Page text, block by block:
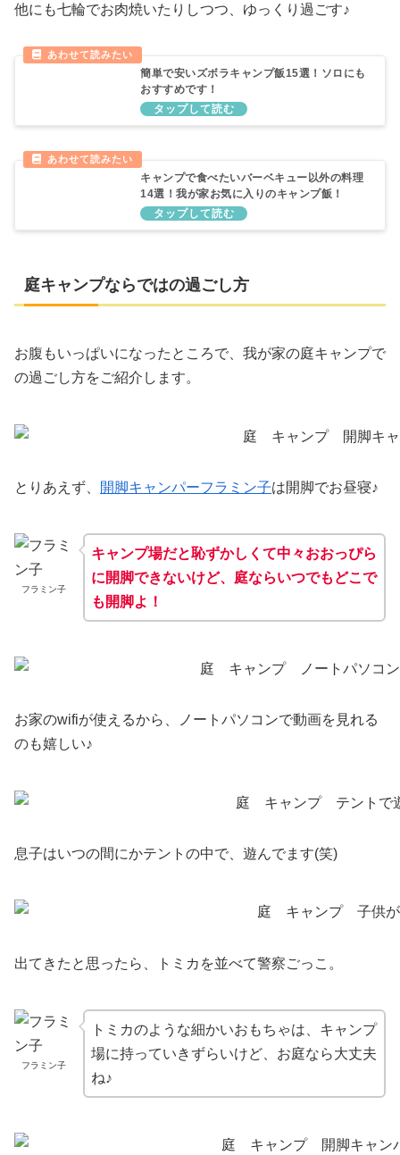
他にも七輪でお肉焼いたりしつつ、ゆっくり過ごす♪
簡単で安いズボラキャンプ飯15選！ソロにも
おすすめです！
キャンプで食べたいバーベキュー以外の料理
14選！我が家お気に入りのキャンプ飯！
庭キャンプならではの過ごし方
お腹もいっぱいになったところで、我が家の庭キャンプで
の過ごし方をご紹介します。
とりあえず、 開脚キャンパーフラミン子は開脚でお昼寝♪
フラミン子
キャンプ場だと恥ずかしくて中々おおっぴら
に開脚できないけど、庭ならいつでもどこで
も開脚よ！
お家のwifiが使えるから、ノートパソコンで動画を見れる
のも嬉しい♪
息子はいつの間にかテントの中で、遊んでます(笑)
出てきたと思ったら、トミカを並べて警察ごっこ。
フラミン子
トミカのような細かいおもちゃは、キャンプ
場に持っていきずらいけど、お庭なら大丈夫
ね♪